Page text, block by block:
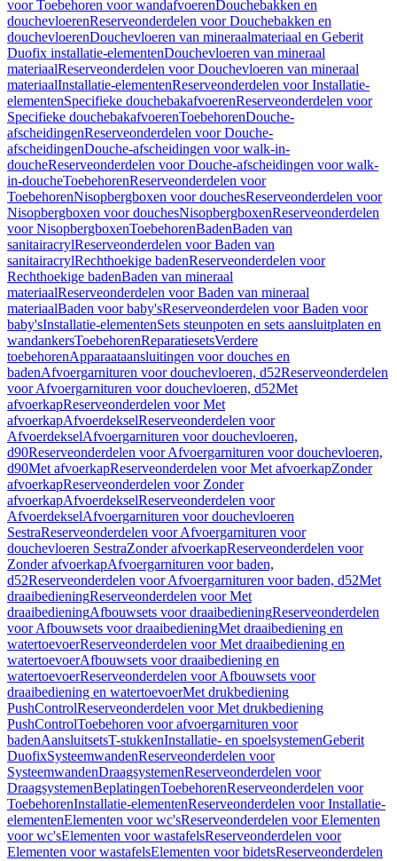
voor Toebehoren voor wandafvoerenDouchebakken en
douchevloerenReserveonderdelen voor Douchebakken en
douchevloerenDouchevloeren van mineraalmateriaal en Geberit
Duofix installatie-elementenDouchevloeren van mineraal
materiaalReserveonderdelen voor Douchevloeren van mineraal
materiaalInstallatie-elementenReserveonderdelen voor Installatie-
elementenSpecifieke douchebakafvoerenReserveonderdelen voor
Specifieke douchebakafvoerenToebehorenDouche-
afscheidingenReserveonderdelen voor Douche-
afscheidingenDouche-afscheidingen voor walk-in-
doucheReserveonderdelen voor Douche-afscheidingen voor walk-
in-doucheToebehorenReserveonderdelen voor
ToebehorenNisopbergboxen voor douchesReserveonderdelen voor
Nisopbergboxen voor douchesNisopbergboxenReserveonderdelen
voor NisopbergboxenToebehorenBadenBaden van
sanitairacrylReserveonderdelen voor Baden van
sanitairacrylRechthoekige badenReserveonderdelen voor
Rechthoekige badenBaden van mineraal
materiaalReserveonderdelen voor Baden van mineraal
materiaalBaden voor baby'sReserveonderdelen voor Baden voor
baby'sInstallatie-elementenSets steunpoten en sets aansluitplaten en
wandankersToebehorenReparatiesetsVerdere
toebehorenApparaataansluitingen voor douches en
badenAfvoergarnituren voor douchevloeren, d52Reserveonderdelen
voor Afvoergarnituren voor douchevloeren, d52Met
afvoerkapReserveonderdelen voor Met
afvoerkapAfvoerdekselReserveonderdelen voor
AfvoerdekselAfvoergarnituren voor douchevloeren,
d90Reserveonderdelen voor Afvoergarnituren voor douchevloeren,
d90Met afvoerkapReserveonderdelen voor Met afvoerkapZonder
afvoerkapReserveonderdelen voor Zonder
afvoerkapAfvoerdekselReserveonderdelen voor
AfvoerdekselAfvoergarnituren voor douchevloeren
SestraReserveonderdelen voor Afvoergarnituren voor
douchevloeren SestraZonder afvoerkapReserveonderdelen voor
Zonder afvoerkapAfvoergarnituren voor baden,
d52Reserveonderdelen voor Afvoergarnituren voor baden, d52Met
draaibedieningReserveonderdelen voor Met
draaibedieningAfbouwsets voor draaibedieningReserveonderdelen
voor Afbouwsets voor draaibedieningMet draaibediening en
watertoevoerReserveonderdelen voor Met draaibediening en
watertoevoerAfbouwsets voor draaibediening en
watertoevoerReserveonderdelen voor Afbouwsets voor
draaibediening en watertoevoerMet drukbediening
PushControlReserveonderdelen voor Met drukbediening
PushControlToebehoren voor afvoergarnituren voor
badenAansluitsetsT-stukkenInstallatie- en spoelsystemenGeberit
DuofixSysteemwandenReserveonderdelen voor
SysteemwandenDraagsystemenReserveonderdelen voor
DraagsystemenBeplatingenToebehorenReserveonderdelen voor
ToebehorenInstallatie-elementenReserveonderdelen voor Installatie-
elementenElementen voor wc'sReserveonderdelen voor Elementen
voor wc'sElementen voor wastafelsReserveonderdelen voor
Elementen voor wastafelsElementen voor bidetsReserveonderdelen